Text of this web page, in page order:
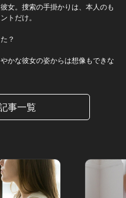
女。捜索の手掛かりは、本人のも
トだけ。
？
かな彼女の姿からは想像もできな
事一覧